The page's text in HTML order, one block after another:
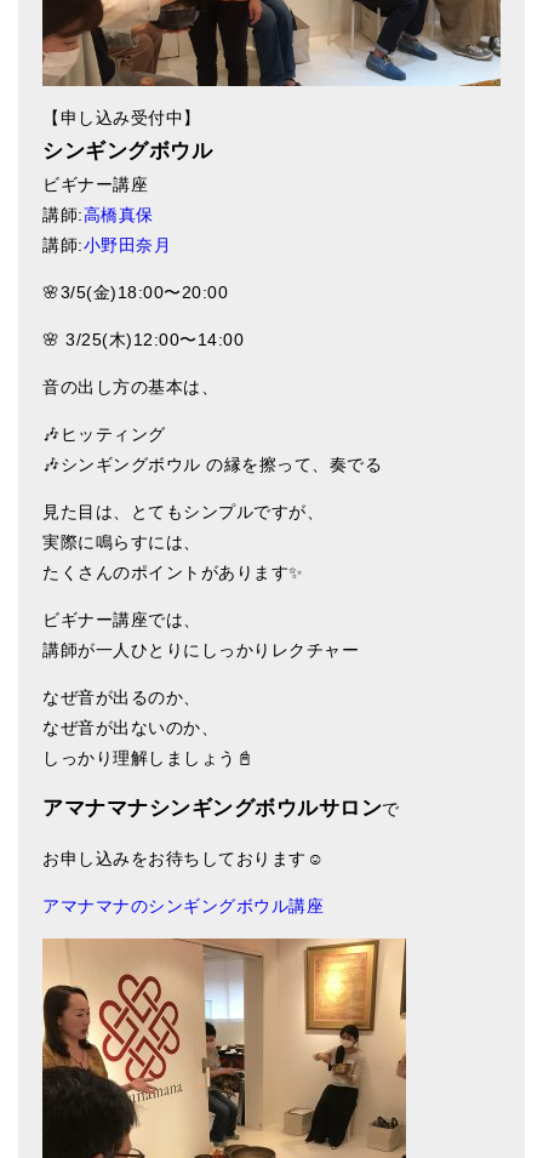
シンギングボウル入門本・CD
アウトレット
オリジナルグッズ
ヒーリング・マンダラポスター
シンギングボウル講座
初級講座
倍音呼吸法レッスン
上級講座
ビギナー講師・養成講座
アマナマナとは
About Us
メールお便り登録
LINEお友だち登録
ブログ
特商法の表記
【申し込み受付中】
シンギングボウル
ビギナー講座
講師:高橋真保
講師:小野田奈月
🌸3/5(金)18:00〜20:00
🌸 3/25(木)12:00〜14:00
音の出し方の基本は、
🎶ヒッティング
🎶シンギングボウル の縁を擦って、奏でる
見た目は、とてもシンプルですが、
実際に鳴らすには、
たくさんのポイントがあります✨
ビギナー講座では、
講師が一人ひとりにしっかりレクチャー
なぜ音が出るのか、
なぜ音が出ないのか、
しっかり理解しましょう📓
アマナマナシンギングボウルサロンで
お申し込みをお待ちしております☺️
アマナマナのシンギングボウル講座